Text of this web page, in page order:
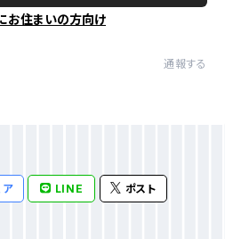
お住まいの方向け
通報する
ア LINE ポスト